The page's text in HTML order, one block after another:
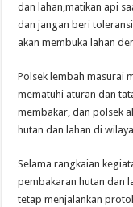
dan lahan,matikan api
dan jangan beri
akan membuka lahan
Polsek lembah masurai
mematuhi aturan dan
membakar, dan polsek
hutan dan lahan di
Selama rangkaian
pembakaran hutan dan
tetap menjalankan